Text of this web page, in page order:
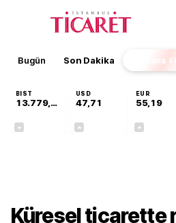
Bugün Son Dakika Finans
BIST
13.779,39
USD
47,71
EUR
55,19
Küresel ticarette